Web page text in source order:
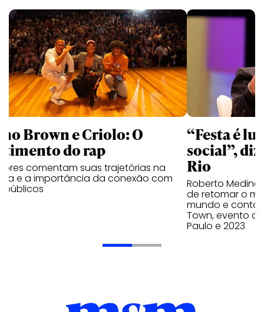
Brown e Criolo: O
do rap
comentam suas trajetórias na
e a importância da conexão com
públicos
“Festa é
social”,
Rio
Roberto
de retomar o
mundo e
Town, evento
Paulo e 2023